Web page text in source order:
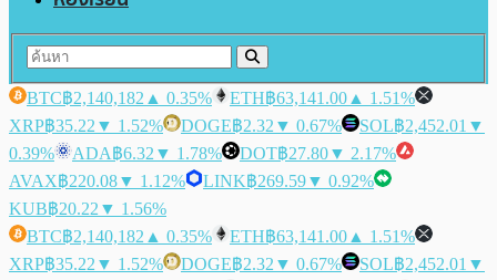
BTC฿2,140,182 ▲ 0.35% ETH฿63,141.00 ▲ 1.51%
XRP฿35.22 ▼ 1.52% DOGE฿2.32 ▼ 0.67% SOL฿2,452.01 ▼
0.39%
ADA฿6.32 ▼ 1.78% DOT฿27.80▼ 2.17%
AVAX฿220.08▼ 1.12% LINK฿269.59▼ 0.92%
KUB฿20.22 ▼ 1.56%
BTC฿2,140,182 ▲ 0.35% ETH฿63,141.00 ▲ 1.51%
XRP฿35.22 ▼ 1.52% DOGE฿2.32 ▼ 0.67% SOL฿2,452.01 ▼